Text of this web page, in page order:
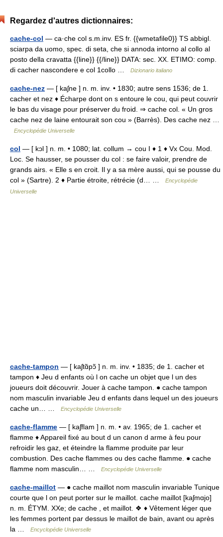
Regardez d'autres dictionnaires:
cache-col — ca·che col s.m.inv. ES fr. {{wmetafile0}} TS abbigl.
sciarpa da uomo, spec. di seta, che si annoda intorno al collo al
posto della cravatta {{line}} {{/line}} DATA: sec. XX. ETIMO: comp.
di cacher nascondere e col 1collo …
Dizionario italiano
cache-nez — [ kaʃne ] n. m. inv. • 1830; autre sens 1536; de 1.
cacher et nez ♦ Écharpe dont on s entoure le cou, qui peut couvrir
le bas du visage pour préserver du froid. ⇒ cache col. « Un gros
cache nez de laine entourait son cou » (Barrès). Des cache nez …
Encyclopédie Universelle
col — [ kɔl ] n. m. • 1080; lat. collum → cou I ♦ 1 ♦ Vx Cou. Mod.
Loc. Se hausser, se pousser du col : se faire valoir, prendre de
grands airs. « Elle s en croit. Il y a sa mère aussi, qui se pousse du
col » (Sartre). 2 ♦ Partie étroite, rétrécie (d… …
Encyclopédie
Universelle
cache-tampon — [ kaʃtɑ̃pɔ̃ ] n. m. inv. • 1835; de 1. cacher et
tampon ♦ Jeu d enfants où l on cache un objet que l un des
joueurs doit découvrir. Jouer à cache tampon. ● cache tampon
nom masculin invariable Jeu d enfants dans lequel un des joueurs
cache un… …
Encyclopédie Universelle
cache-flamme — [ kaʃflam ] n. m. • av. 1965; de 1. cacher et
flamme ♦ Appareil fixé au bout d un canon d arme à feu pour
refroidir les gaz, et éteindre la flamme produite par leur
combustion. Des cache flammes ou des cache flamme. ● cache
flamme nom masculin… …
Encyclopédie Universelle
cache-maillot — ● cache maillot nom masculin invariable Tunique
courte que l on peut porter sur le maillot. cache maillot [kaʃmɑjo]
n. m. ÉTYM. XXe; de cache , et maillot. ❖ ♦ Vêtement léger que
les femmes portent par dessus le maillot de bain, avant ou après
la …
Encyclopédie Universelle